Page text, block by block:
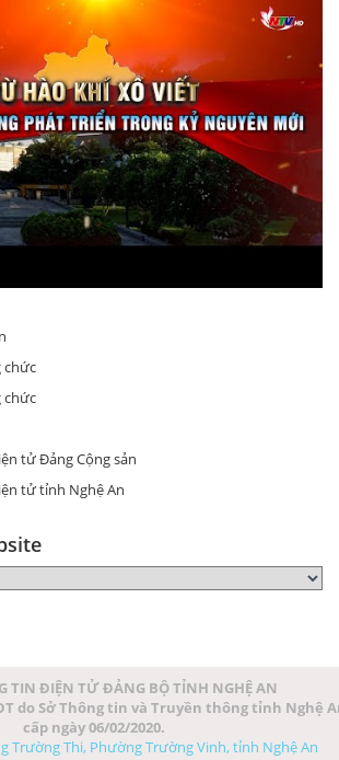
TIN ĐIỆN TỬ ĐẢNG BỘ TỈNH NGHỆ AN
do Sở Thông tin và Truyền thông tỉnh Nghệ
cấp ngày 06/02/2020.
Trường Thi, Phường Trường Vinh, tỉnh Nghệ An